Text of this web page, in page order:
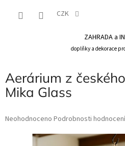
CZK
ZAHRADA a
doplňky a dekorace
Aerárium z
Mika Glass
Průměrné
produktu
Neohodnoceno Podrobnosti hodnocení